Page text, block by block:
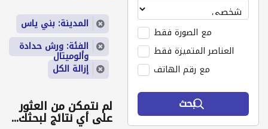
مع الصورة فقط
العناصر المتميزة فقط
مع رقم الهاتف
بحث
المدينة: بني ياس
الفئة: ورش حدادة
وألوميتال
إزالة الكل
لم نتمكن من العثور
على أي نتائج لبحثك...